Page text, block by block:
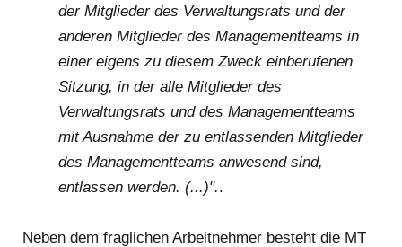
der Mitglieder des Verwaltungsrats und der
anderen Mitglieder des Managementteams in
einer eigens zu diesem Zweck einberufenen
Sitzung, in der alle Mitglieder des
Verwaltungsrats und des Managementteams
mit Ausnahme der zu entlassenden Mitglieder
des Managementteams anwesend sind,
entlassen werden. (...)"..
Neben dem fraglichen Arbeitnehmer besteht die MT